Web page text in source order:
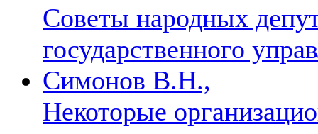
Советы народных
государственного
Симонов В.Н.,
Некоторые